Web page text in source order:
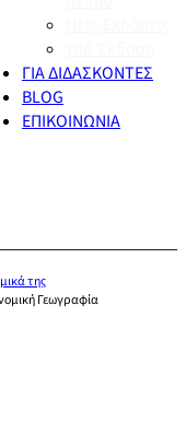
ΓΙΑ ΔΙΔΑΣΚΟΝΤΕΣ
BLOG
ΕΠΙΚΟΙΝΩΝΙΑ
της
Γεωγραφία